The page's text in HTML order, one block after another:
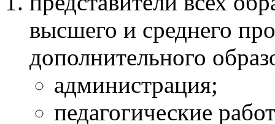
высшего и среднего
дополнительного
администрация;
педагогические